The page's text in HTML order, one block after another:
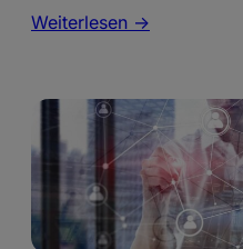
Weiterlesen ->